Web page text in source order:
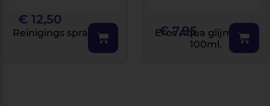
Reinigings spray Toys
€ 12,50
Eros Aqua glijmiddel
100ml.
€7,95